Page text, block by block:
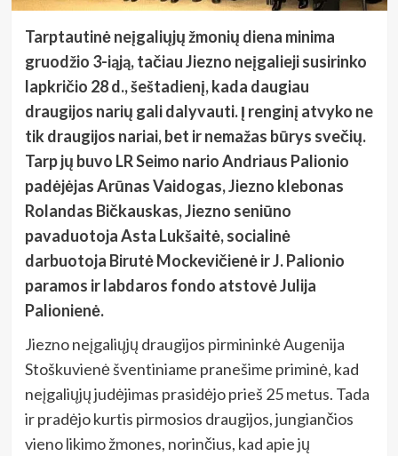
Tarptautinė neįgaliųjų žmonių diena minima
gruodžio 3-iąją, tačiau Jiezno neįgalieji susirinko
lapkričio 28 d., šeštadienį, kada daugiau
draugijos narių gali dalyvauti. Į renginį atvyko ne
tik draugijos nariai, bet ir nemažas būrys svečių.
Tarp jų buvo LR Seimo nario Andriaus Palionio
padėjėjas Arūnas Vaidogas, Jiezno klebonas
Rolandas Bičkauskas, Jiezno seniūno
pavaduotoja Asta Lukšaitė, socialinė
darbuotoja Birutė Mockevičienė ir J. Palionio
paramos ir labdaros fondo atstovė Julija
Palionienė.
Jiezno neįgaliųjų draugijos pirmininkė Augenija
Stoškuvienė šventiniame pranešime priminė, kad
neįgaliųjų judėjimas prasidėjo prieš 25 metus. Tada
ir pradėjo kurtis pirmosios draugijos, jungiančios
vieno likimo žmones, norinčius, kad apie jų